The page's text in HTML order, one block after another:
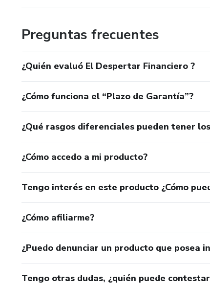
Preguntas frecuentes
¿Quién evaluó El Despertar Financiero ?
¿Cómo funciona el “Plazo de Garantía”?
¿Qué rasgos diferenciales pueden tener
¿Cómo accedo a mi producto?
Tengo interés en este producto ¿Cómo
¿Cómo afiliarme?
¿Puedo denunciar un producto que posea
Tengo otras dudas, ¿quién puede